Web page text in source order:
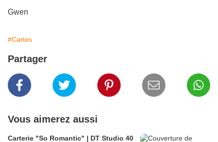
Gwen
#Cartes
Partager
Vous aimerez aussi
Carterie "So Romantic" | DT Studio 40